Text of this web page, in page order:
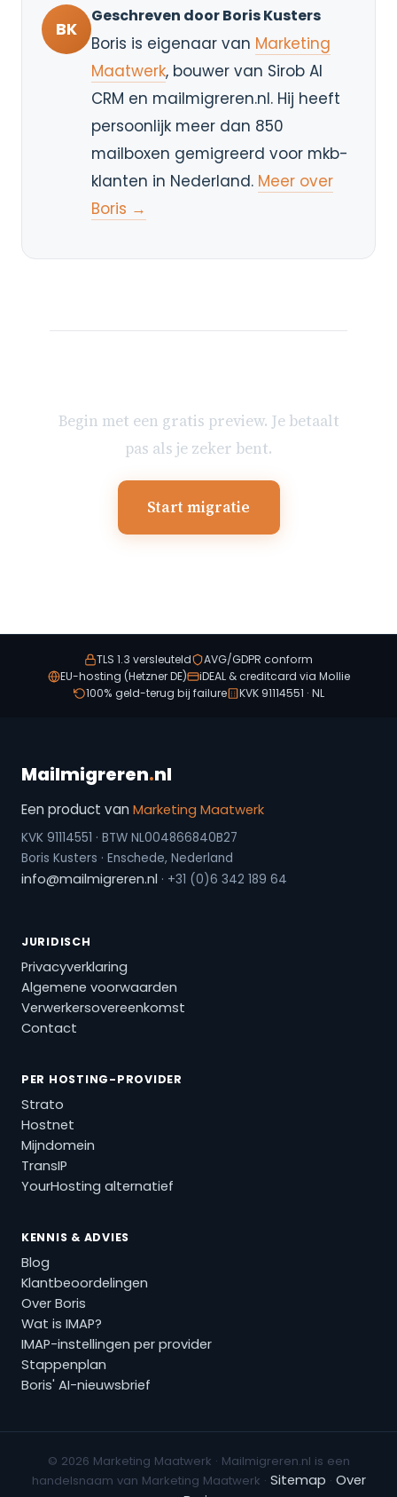
BK
Geschreven door Boris Kusters
Boris is eigenaar van Marketing
Maatwerk, bouwer van Sirob AI
CRM en mailmigreren.nl. Hij heeft
persoonlijk meer dan 850
mailboxen gemigreerd voor mkb-
klanten in Nederland. Meer over
Boris →
Begin met een gratis preview. Je betaalt
pas als je zeker bent.
Start migratie
TLS 1.3 versleuteld
AVG/GDPR conform
EU-hosting (Hetzner DE)
iDEAL & creditcard via Mollie
100% geld-terug bij failure
KVK 91114551 · NL
Mailmigreren.nl
Een product van Marketing Maatwerk
KVK 91114551 · BTW NL004866840B27
Boris Kusters · Enschede, Nederland
info@mailmigreren.nl · +31 (0)6 342 189 64
JURIDISCH
Privacyverklaring
Algemene voorwaarden
Verwerkersovereenkomst
Contact
PER HOSTING-PROVIDER
Strato
Hostnet
Mijndomein
TransIP
YourHosting alternatief
KENNIS & ADVIES
Blog
Klantbeoordelingen
Over Boris
Wat is IMAP?
IMAP-instellingen per provider
Stappenplan
Boris' AI-nieuwsbrief
© 2026 Marketing Maatwerk · Mailmigreren.nl is een
handelsnaam van Marketing Maatwerk · Sitemap · Over